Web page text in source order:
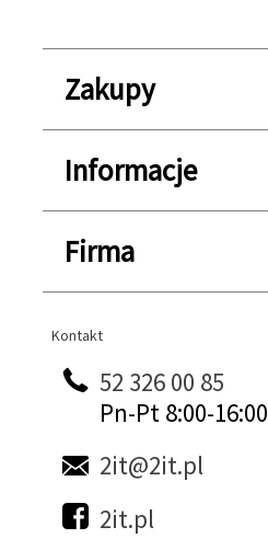
Zakupy
Informacje
Firma
Kontakt
Kontakt
52 326 00 85
Pn-Pt 8:00-16:00
2it@2it.pl
2it.pl